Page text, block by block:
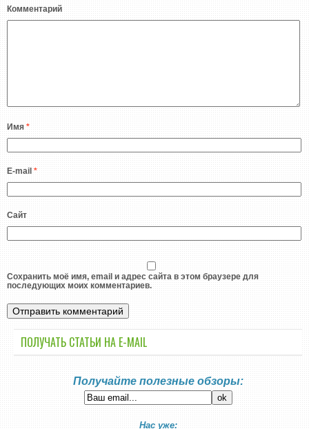
Комментарий
Имя *
E-mail *
Сайт
Сохранить моё имя, email и адрес сайта в этом браузере для
последующих моих комментариев.
ПОЛУЧАТЬ СТАТЬИ НА E-MАIL
Получайте полезные обзоры:
Нас уже: